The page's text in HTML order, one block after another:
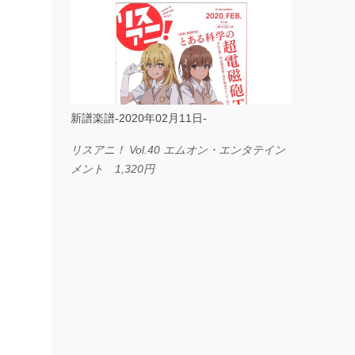
ス I LOVE．．． Official髭男dism やさしく
弾ける ピアノピース フェアリー 660円
BP2225 Kingdom of the Heavens 春畑道哉
バンドピース フェアリー 825円
新譜楽譜-2020年02月11日-
リスアニ！ Vol.40 エムオン・エンタテイン
メント 1,320円